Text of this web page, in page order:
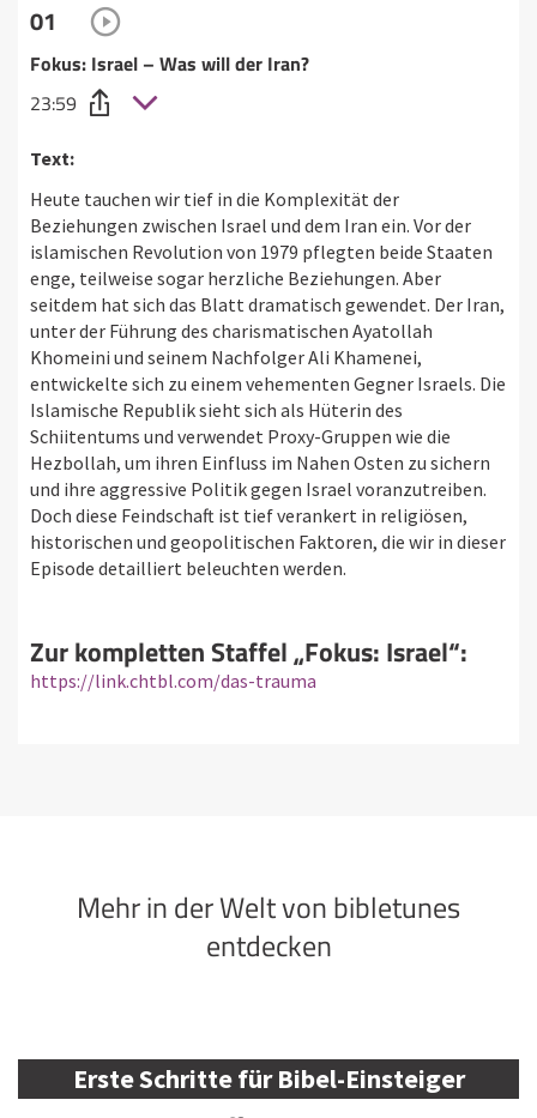
01
Fokus: Israel – Was will der Iran?
23:59
Text:
Heute tauchen wir tief in die Komplexität der
Beziehungen zwischen Israel und dem Iran ein. Vor der
islamischen Revolution von 1979 pflegten beide Staaten
enge, teilweise sogar herzliche Beziehungen. Aber
seitdem hat sich das Blatt dramatisch gewendet. Der Iran,
unter der Führung des charismatischen Ayatollah
Khomeini und seinem Nachfolger Ali Khamenei,
entwickelte sich zu einem vehementen Gegner Israels. Die
Islamische Republik sieht sich als Hüterin des
Schiitentums und verwendet Proxy-Gruppen wie die
Hezbollah, um ihren Einfluss im Nahen Osten zu sichern
und ihre aggressive Politik gegen Israel voranzutreiben.
Doch diese Feindschaft ist tief verankert in religiösen,
historischen und geopolitischen Faktoren, die wir in dieser
Episode detailliert beleuchten werden.
Zur kompletten Staffel „Fokus: Israel“:
https://link.chtbl.com/das-trauma
Mehr in der Welt von bibletunes
entdecken
Erste Schritte für Bibel-Einsteiger